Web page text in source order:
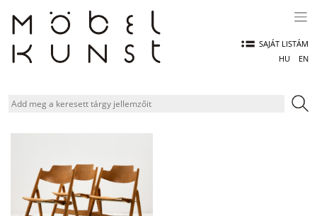
content
SAJÁT LISTÁM
HU
EN